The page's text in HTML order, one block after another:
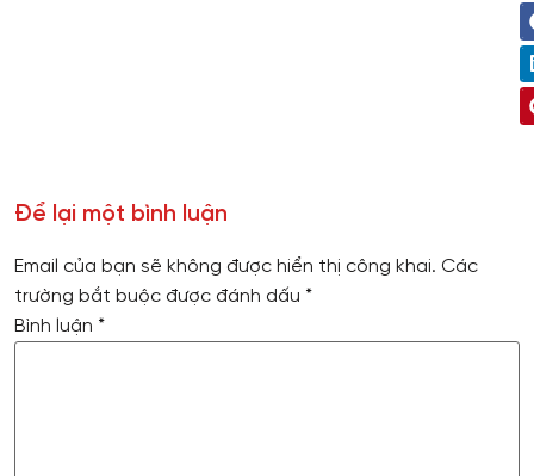
Để lại một bình luận
Email của bạn sẽ không được hiển thị công khai. Các
trường bắt buộc được đánh dấu *
Bình luận *